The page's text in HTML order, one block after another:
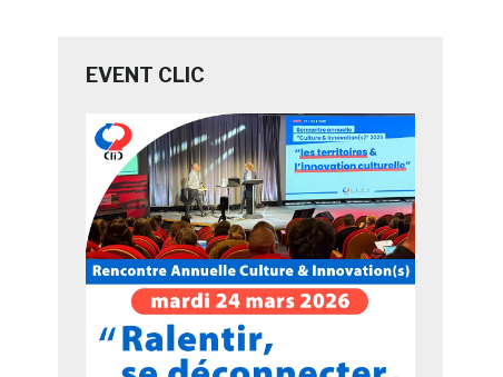
EVENT CLIC